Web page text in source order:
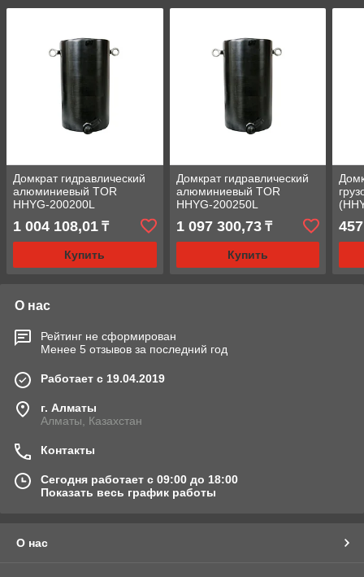
Домкрат гидравлический
алюминиевый TOR
HHYG-200200L
(ДГА200П200), 200т
1 004 108,01 ₸
Купить
Домкрат гидравлический
алюминиевый TOR
HHYG-200250L
(ДГА200П250), 200т
1 097 300,73₸
Купить
О нас
Рейтинг не сформирован
Менее 5 отзывов за последний год
Работает с 19.04.2019
г. Алматы
Алматы, Казахстан
Контакты
Сегодня работает с 09:00 до 18:00
Показать весь график работы
О нас